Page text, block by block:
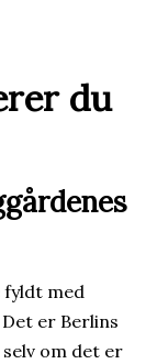
du
fyldt med
er Berlins
om det er